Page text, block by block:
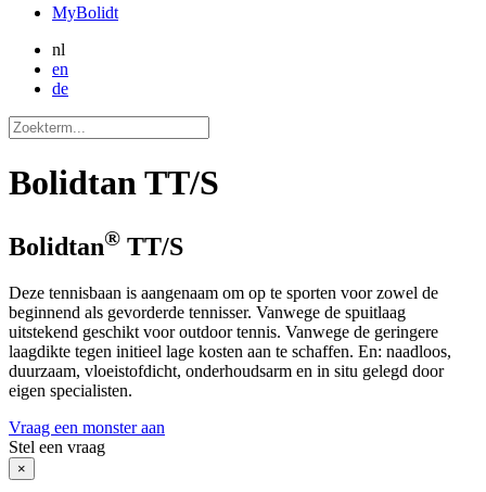
MyBolidt
nl
en
de
Bolidtan TT/S
Bolidtan® TT/S
Deze tennisbaan is aangenaam om op te sporten voor zowel de
beginnend als gevorderde tennisser. Vanwege de spuitlaag
uitstekend geschikt voor outdoor tennis. Vanwege de geringere
laagdikte tegen initieel lage kosten aan te schaffen. En: naadloos,
duurzaam, vloeistofdicht, onderhoudsarm en in situ gelegd door
eigen specialisten.
Vraag een monster aan
Stel een vraag
×